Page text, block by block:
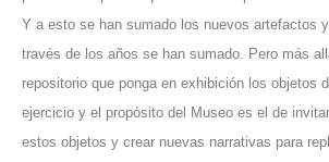
Y a esto se han sumado los nuevos artefactos
través de los años se han sumado. Pero más
repositorio que ponga en exhibición los objetos
ejercicio y el propósito del Museo es el de
estos objetos y crear nuevas narrativas para